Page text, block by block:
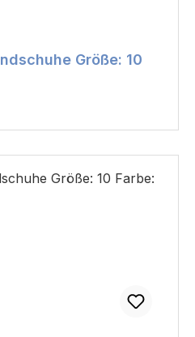
Größe: 10